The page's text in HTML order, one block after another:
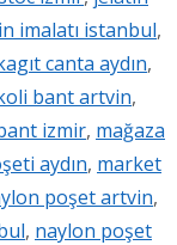
imalatı istanbul,
canta aydın,
bant artvin,
izmir, mağaza
aydın, market
poşet artvin,
, naylon poşet